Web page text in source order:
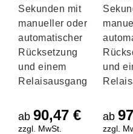
Sekunden mit
manueller oder
automatischer
Rücksetzung
und einem
Relaisausgang
ab 90,47 €
zzgl. MwSt.
und
ab
zzgl.